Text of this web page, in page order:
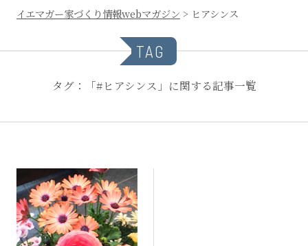
イエマガー家づくり情報webマガジン > ヒアシンス
TAG
タグ：「#ヒアシンス」に関する記事一覧